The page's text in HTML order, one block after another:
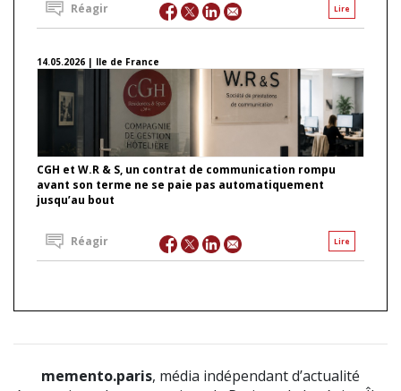
Lire
Réagir
14.05.2026 | Ile de France
CGH et W.R & S, un contrat de communication rompu
avant son terme ne se paie pas automatiquement
jusqu’au bout
Lire
Réagir
memento.paris, média indépendant d’actualité